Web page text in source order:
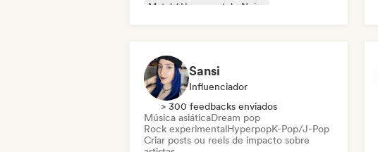
Metal / Heavy metal
Noise
Sansi
Influenciador
> 300 feedbacks enviados
Música asiáticaDream pop
Rock experimentalHyperpopK-Pop/J-Pop
Criar posts ou reels de impacto sobre